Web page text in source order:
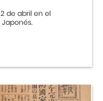
de abril en el